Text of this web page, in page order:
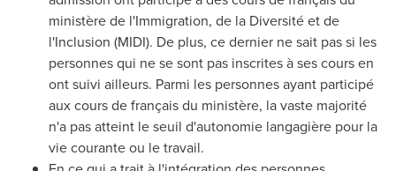
ministère de l'Immigration, de la Diversité et de
l'Inclusion (MIDI). De plus, ce dernier ne sait pas si les
personnes qui ne se sont pas inscrites à ses cours en
ont suivi ailleurs. Parmi les personnes ayant participé
aux cours de français du ministère, la vaste majorité
n'a pas atteint le seuil d'autonomie langagière pour la
vie courante ou le travail.